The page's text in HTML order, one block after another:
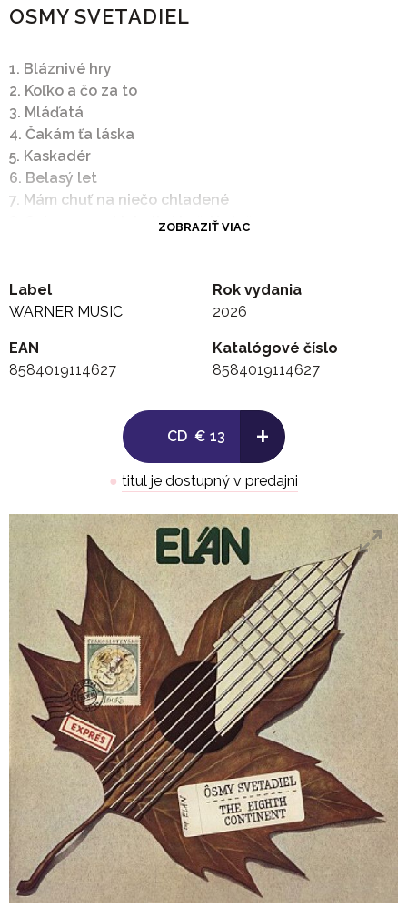
OSMY SVETADIEL
1. Bláznivé hry
2. Koľko a čo za to
3. Mláďatá
4. Čakám ťa láska
5. Kaskadér
6. Belasý let
7. Mám chuť na niečo chladené
8. Spievam rock'n'roll si každý deň
11. Ona je dokonalá
12. Ôsmy svetadiel
ZOBRAZIŤ VIAC
Label
WARNER MUSIC
Rok vydania
2026
EAN
8584019114627
Katalógové číslo
8584019114627
CD € 13 +
● titul je dostupný v predajni